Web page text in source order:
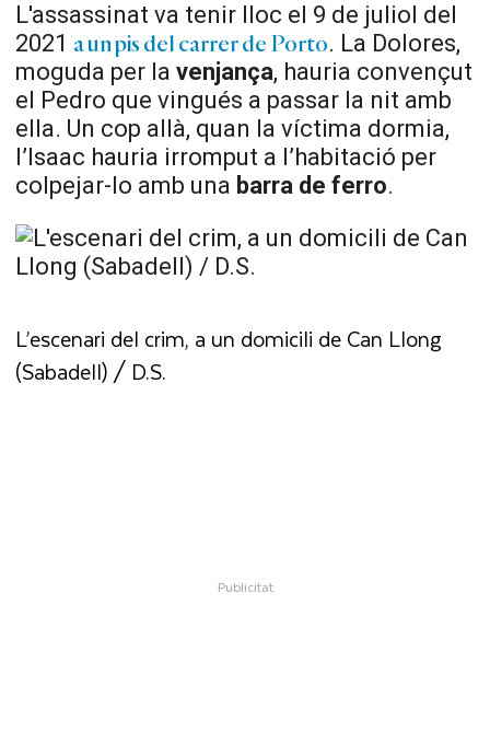
L'assassinat va tenir lloc el 9 de juliol del
2021 a un pis del carrer de Porto. La Dolores,
moguda per lavenjança, hauria convençut
el Pedro que vingués a passar la nit amb
ella. Un cop allà, quan la víctima dormia,
l’Isaac hauria irromput a l’habitació per
colpejar-lo amb una barra de ferro.
L’escenari del crim, a un domicili de Can Llong
(Sabadell) / D.S.